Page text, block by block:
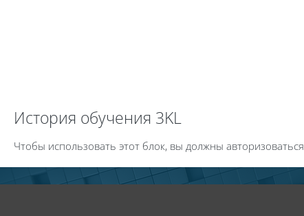
История обучения 3KL
Чтобы использовать этот блок, вы должны авторизоваться